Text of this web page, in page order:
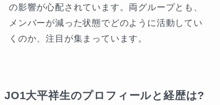
の影響が心配されています。両グループとも、
メンバーが減った状態でどのように活動してい
くのか、注目が集まっています。
JO1大平祥生のプロフィールと経歴は?